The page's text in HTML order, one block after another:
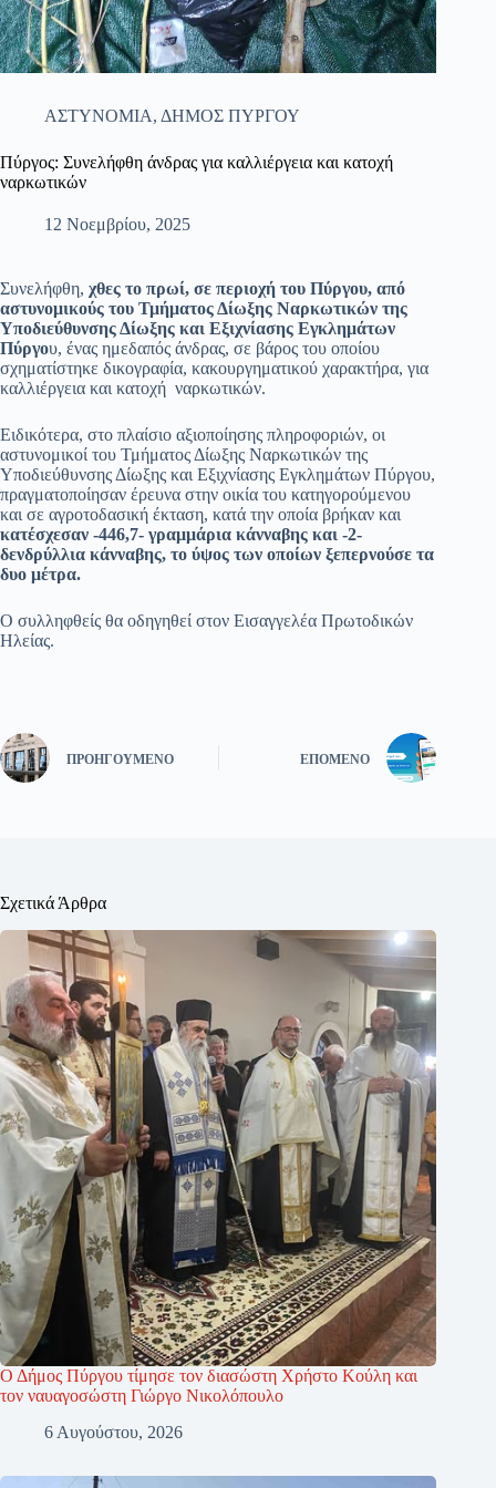
ΑΣΤΥΝΟΜΙΑ, ΔΗΜΟΣ ΠΥΡΓΟΥ
Πύργος: Συνελήφθη άνδρας για καλλιέργεια και κατοχή
ναρκωτικών
12 Νοεμβρίου, 2025
Συνελήφθη, χθες το πρωί, σε περιοχή του Πύργου, από
αστυνομικούς του Τμήματος Δίωξης Ναρκωτικών της
Υποδιεύθυνσης Δίωξης και Εξιχνίασης Εγκλημάτων
Πύργου, ένας ημεδαπός άνδρας, σε βάρος του οποίου
σχηματίστηκε δικογραφία, κακουργηματικού χαρακτήρα, για
καλλιέργεια και κατοχή ναρκωτικών.
Ειδικότερα, στο πλαίσιο αξιοποίησης πληροφοριών, οι
αστυνομικοί του Τμήματος Δίωξης Ναρκωτικών της
Υποδιεύθυνσης Δίωξης και Εξιχνίασης Εγκλημάτων Πύργου,
πραγματοποίησαν έρευνα στην οικία του κατηγορούμενου
και σε αγροτοδασική έκταση, κατά την οποία βρήκαν και
κατέσχεσαν -446,7- γραμμάρια κάνναβης και -2-
δενδρύλλια κάνναβης, το ύψος των οποίων ξεπερνούσε τα
δυο μέτρα.
Ο συλληφθείς θα οδηγηθεί στον Εισαγγελέα Πρωτοδικών
Ηλείας.
ΠΡΟΗΓΟΎΜΕΝΟ ΕΠΌΜΕΝΟ
Σχετικά Άρθρα
Ο Δήμος Πύργου τίμησε τον διασώστη Χρήστο Κούλη και
τον ναυαγοσώστη Γιώργο Νικολόπουλο
6 Αυγούστου, 2026